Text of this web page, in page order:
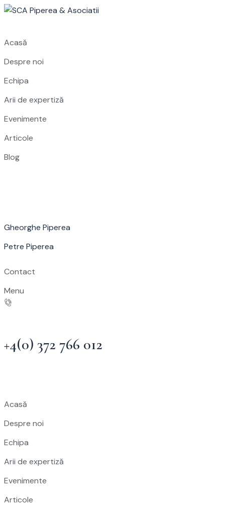
Skip
Acasă
Despre noi
Echipa
Arii de expertiză
Evenimente
Articole
Blog
Gheorghe Piperea
Petre Piperea
Contact
Menu
+4(0) 372 766 012
Acasă
Despre noi
Echipa
Arii de expertiză
Evenimente
Articole